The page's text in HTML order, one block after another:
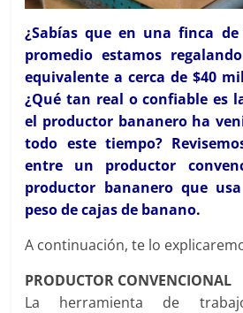
¿Sabías que en una finca de
promedio estamos
equivalente a cerca de $40
¿Qué tan real o confiable es
el productor bananero ha
todo este tiempo?
entre un productor
productor bananero que
peso de cajas de banano.
A continuación, te lo
PRODUCTOR CONVENCIONAL
La herramienta de